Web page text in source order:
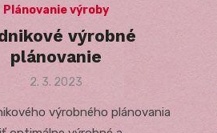
Plánovanie výroby
výrobné
plánovanie
Posted
2. 3. 2023
výrobného plánovania